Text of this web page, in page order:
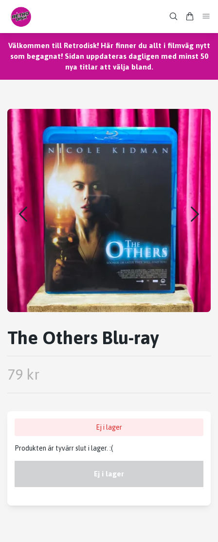
Välkommen till Retrodisk! Här finner du allt i filmväg nytt
som begagnat! Sidan uppdateras dagligen med minst 50
nya titlar att välja bland.
The Others Blu-ray
79 kr
Ej i lager
Produkten är tyvärr slut i lager. :(
Ej i lager